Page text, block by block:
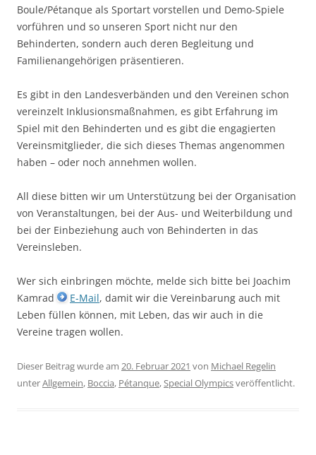
Boule/Pétanque als Sportart vorstellen und Demo-Spiele
vorführen und so unseren Sport nicht nur den
Behinderten, sondern auch deren Begleitung und
Familienangehörigen präsentieren.
Es gibt in den Landesverbänden und den Vereinen schon
vereinzelt Inklusionsmaßnahmen, es gibt Erfahrung im
Spiel mit den Behinderten und es gibt die engagierten
Vereinsmitglieder, die sich dieses Themas angenommen
haben – oder noch annehmen wollen.
All diese bitten wir um Unterstützung bei der Organisation
von Veranstaltungen, bei der Aus- und Weiterbildung und
bei der Einbeziehung auch von Behinderten in das
Vereinsleben.
Wer sich einbringen möchte, melde sich bitte bei Joachim
Kamrad
E-Mail, damit wir die Vereinbarung auch mit
Leben füllen können, mit Leben, das wir auch in die
Vereine tragen wollen.
Dieser Beitrag wurde am 20. Februar 2021 von Michael Regelin
unterAllgemein, Boccia, Pétanque,Special Olympicsveröffentlicht.